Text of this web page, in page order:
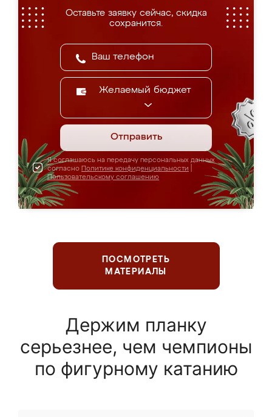
Оставьте заявку сейчас, скидка
сохранится.
Желаемый бюджет
Отправить
Я соглашаюсь на передачу персональных данных
согласно Политике конфиденциальности
Пользовательскому соглашению
ПОСМОТРЕТЬ
МАТЕРИАЛЫ
Держим планку
серьезнее, чем чемпионы
по фигурному катанию